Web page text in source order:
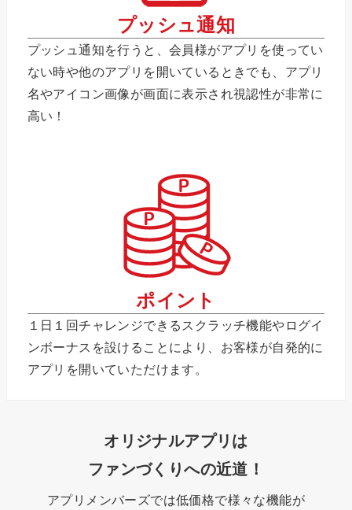
プッシュ通知
プッシュ通知を行うと、会員様がアプリを使ってい
ない時や他のアプリを開いているときでも、アプリ
名やアイコン画像が画面に表示され視認性が非常に
高い！
ポイント
１日１回チャレンジできるスクラッチ機能やログイ
ンボーナスを設けることにより、お客様が自発的に
アプリを開いていただけます。
オリジナルアプリは
ファンづくりへの近道！
アプリメンバーズでは低価格で様々な機能が